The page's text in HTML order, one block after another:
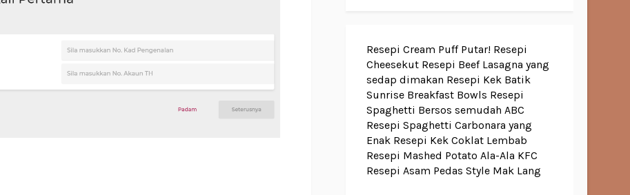
Resepi Cream Puff Putar! Resepi
Cheesekut Resepi Beef Lasagna yang
sedap dimakan Resepi Kek Batik
Sunrise Breakfast Bowls Resepi
Spaghetti Bersos semudah ABC
Resepi Spaghetti Carbonara yang
Enak Resepi Kek Coklat Lembab
Resepi Mashed Potato Ala-Ala KFC
Resepi Asam Pedas Style Mak Lang